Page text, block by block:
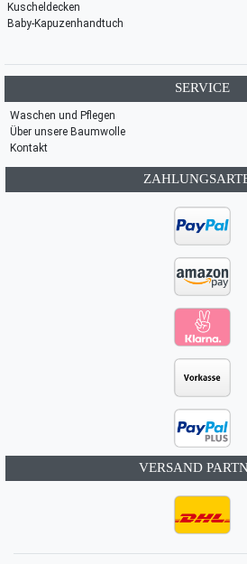
Kuscheldecken
Baby-Kapuzenhandtuch
SERVICE
Waschen und Pflegen
Über unsere Baumwolle
Kontakt
VERSAND